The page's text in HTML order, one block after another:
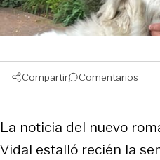
Compartir Comentarios
La noticia del nuevo
Vidal estalló recién la